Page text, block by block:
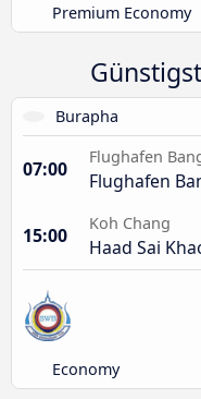
Premium Economy
Burapha
07:00
Flughafen
Flughafen
15:00
Koh Chang
Haad Sai
Economy